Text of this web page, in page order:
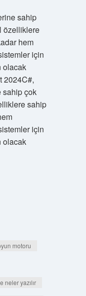
sahip
özelliklere
hem
için
olacak
2024C#,
sahip çok
sahip
için
olacak
motoru
neler yazılır